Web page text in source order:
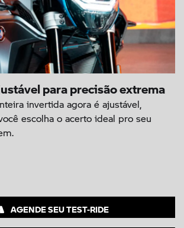
para precisão extrema
invertida agora é ajustável,
escolha o acerto ideal pro seu
AGENDE SEU TEST-RIDE